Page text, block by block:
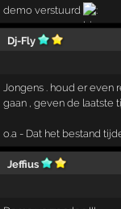
demo verstuurd
Dj-Fly
Jongens . houd er
gaan , geven de laatste
o.a - Dat het bestand
Jeffius